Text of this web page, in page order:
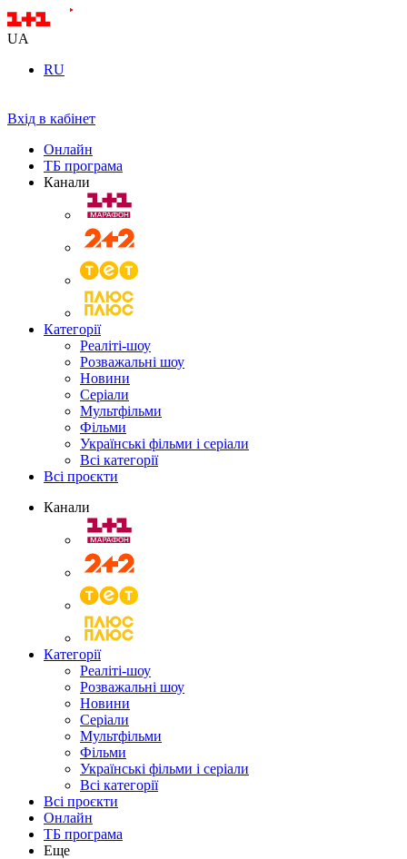
UA
RU
Вхід в кабінет
Онлайн
ТБ програма
Канали
Категорії
Реаліті-шоу
Розважальні шоу
Новини
Серіали
Мультфільми
Фільми
Українські фільми і серіали
Всі категорії
Всі проєкти
Канали
Категорії
Реаліті-шоу
Розважальні шоу
Новини
Серіали
Мультфільми
Фільми
Українські фільми і серіали
Всі категорії
Всі проєкти
Онлайн
ТБ програма
Еще